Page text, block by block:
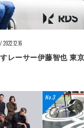
2022.12.16
レーサー伊藤智也 東